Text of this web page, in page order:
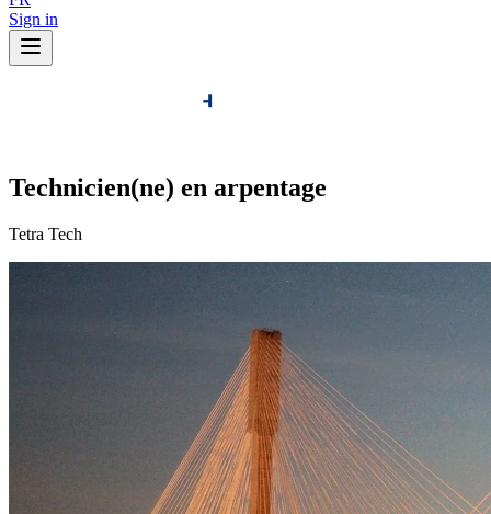
Sign in
Technicien(ne) en arpentage
Tetra Tech